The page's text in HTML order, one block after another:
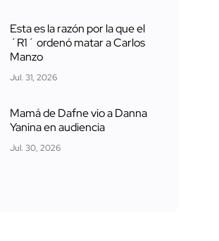
Esta es la razón por la que el
´R1´ ordenó matar a Carlos
Manzo
Jul. 31, 2026
Mamá de Dafne vio a Danna
Yanina en audiencia
Jul. 30, 2026